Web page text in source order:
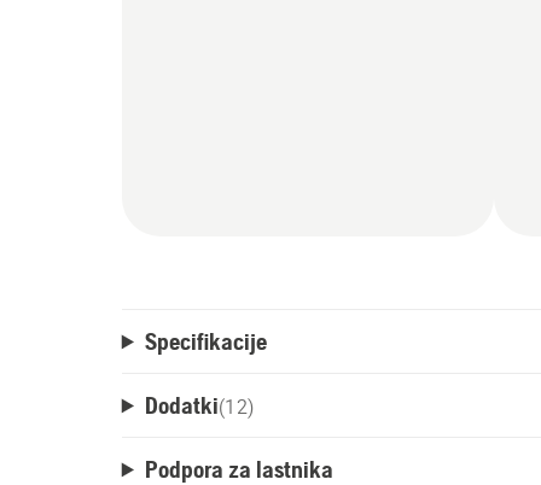
Specifikacije
Dodatki(12)
Podpora za lastnika